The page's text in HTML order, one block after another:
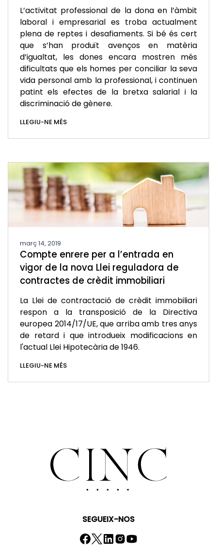
L’activitat professional de la dona en l’àmbit
laboral i empresarial es troba actualment
plena de reptes i desafiaments. Si bé és cert
que s’han produït avenços en matèria
d’igualtat, les dones encara mostren més
dificultats que els homes per conciliar la seva
vida personal amb la professional, i continuen
patint els efectes de la bretxa salarial i la
discriminació de gènere.
LLEGIU-NE MÉS
març 14, 2019
Compte enrere per a l’entrada en
vigor de la nova Llei reguladora de
contractes de crèdit immobiliari
La Llei de contractació de crèdit immobiliari
respon a la transposició de la Directiva
europea 2014/17/UE, que arriba amb tres anys
de retard i que introdueix modificacions en
l'actual Llei Hipotecària de 1946.
LLEGIU-NE MÉS
SEGUEIX-NOS